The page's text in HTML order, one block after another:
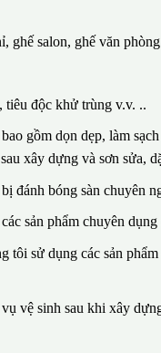
ghế salon, ghế văn
độc khử trùng v.v. ..
gồm dọn dẹp, làm
xây dựng và sơn sửa,
đánh bóng sàn chuyên
sản phẩm chuyên
tôi sử dụng các sản
vệ sinh sau khi xây